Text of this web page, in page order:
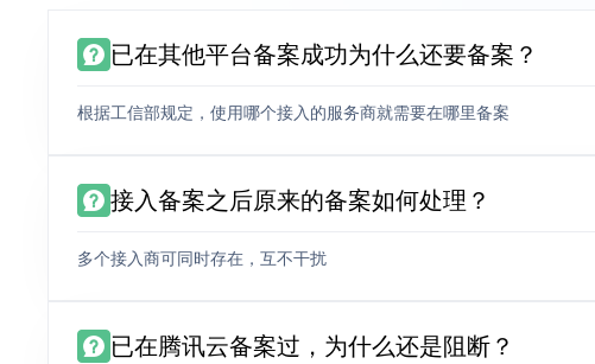
已在其他平台备案成功为什么还要备案？
根据工信部规定，使用哪个接入的服务商就需要在哪里备案
接入备案之后原来的备案如何处理？
多个接入商可同时存在，互不干扰
已在腾讯云备案过，为什么还是阻断？